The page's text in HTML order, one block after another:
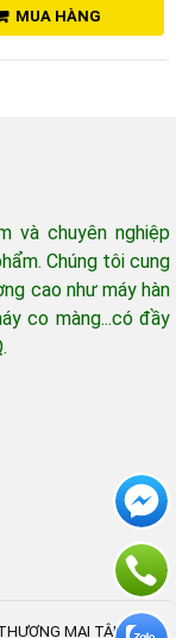
MUA HÀNG
và chuyên nghiệp
Chúng tôi cung
cao như máy hàn
co màng...có đầy
MẠI TÂN MINH